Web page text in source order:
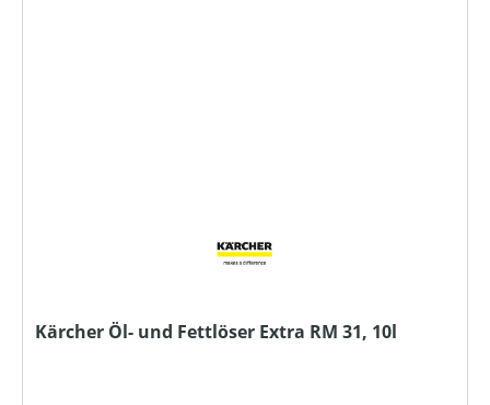
Kärcher Öl- und Fettlöser Extra RM 31, 10l